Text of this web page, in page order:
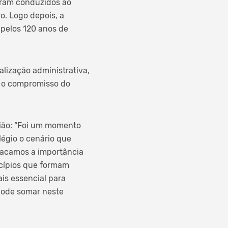
conduzidos ao
Logo depois, a
120 anos de
administrativa,
compromisso do
“Foi um momento
o cenário que
a importância
que formam
essencial para
somar neste